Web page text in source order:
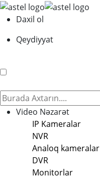
Daxil ol
Qeydiyyat
Video Nəzarət
IP Kameralar
NVR
Analoq kameralar
DVR
Monitorlar